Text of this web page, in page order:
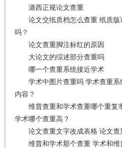
潞西正规论文查重
论文交纸质档怎么查重 纸质版
吗？
论文查重脚注标红的原因
大论文的综述部分查重吗
哪一个查重系统接近学术
学术中图片查重吗 学术查重
内容？
维普查重和学术查重哪个重复
学术哪个查重高？
论文查重文字改成表格 论文查
维普和学术那个查重 学术和维